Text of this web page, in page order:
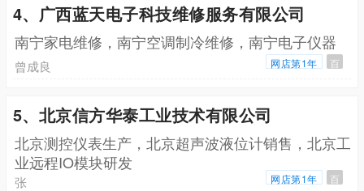
4、广西蓝天电子科技维修服务有限公司
南宁家电维修，南宁空调制冷维修，南宁电子仪器
曾成良 网店第1年 百
5、北京信方华泰工业技术有限公司
北京测控仪表生产，北京超声波液位计销售，北京工
业远程IO模块研发
张 网店第1年 百